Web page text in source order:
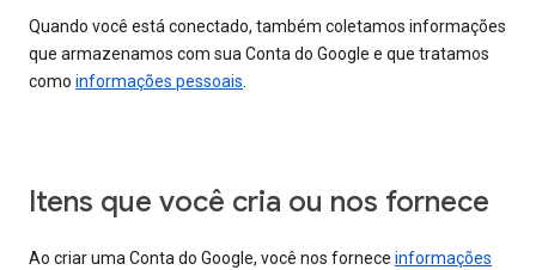
Quando você está conectado, também coletamos informações
que armazenamos com sua Conta do Google e que tratamos
como informações pessoais.
Itens que você cria ou nos fornece
Ao criar uma Conta do Google, você nos fornece informações